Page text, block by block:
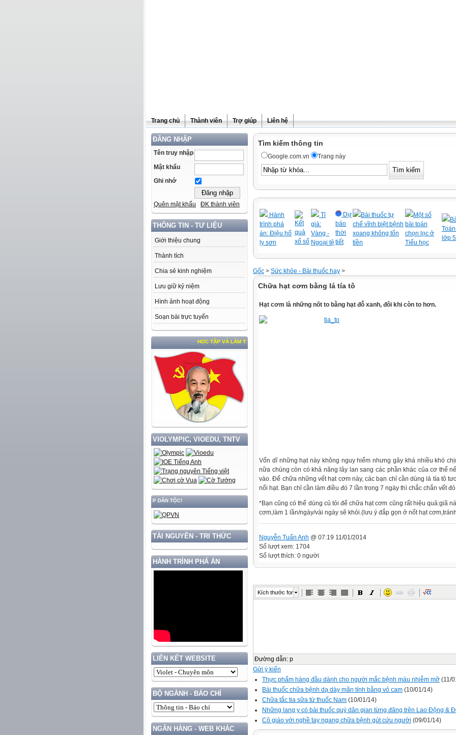
Trang chủ Thành viên Trợ giúp Liên hệ
ĐĂNG NHẬP
Tên truy nhập
Mật khẩu
Ghi nhớ
Quên mật khẩu ĐK thành viên
THÔNG TIN - TƯ LIỆU
Giới thiệu chung
Thành tích
Chia sẻ kinh nghiệm
Lưu giữ kỷ niệm
Hình ảnh hoạt động
Soạn bài trực tuyến
HỌC TẬP VÀ LÀM THEO TƯ TƯỞNG, ĐẠO ĐỨC, PHONG CÁCH HỒ CHÍ MINH
VIOLYMPIC, VIOEDU, TNTV
VỚI BẢO VỆ VỮNG CHẮC CHỦ QUYỀN VÀ ĐỘC LẬP DÂN TỘC!
TÀI NGUYÊN - TRI THỨC
HÀNH TRÌNH PHÁ ÁN
LIÊN KẾT WEBSITE
BỘ NGÀNH - BÁO CHÍ
NGÂN HÀNG - WEB KHÁC
Tìm kiếm thông tin
Google.com.vn Trang này
Hành
trình phá
án: Điệu hổ
ly sơn
Kết
quả
xổ số
Tỉ
giá:
Vàng -
Ngoại tệ
Dự
báo
thời
tiết
Bài thuốc tự
chế vĩnh biệt bệnh
xoang không tốn
tiền
Một số
bài toán
chọn lọc ở
Tiểu học
lớp
Gốc > Sức khỏe - Bài thuốc hay >
Chữa hạt cơm bằng lá tía tô
Hạt cơm là những nốt to bằng hạt đỗ xanh, đôi khi còn to hơn.
Vốn dĩ những hạt này không nguy hiểm nhưng gây khá nhiều khó
nữa chúng còn có khả năng lây lan sang các phần khác của cơ thể
vào. Để chữa những vết hạt cơm này, các bạn chỉ cần dùng lá tía tô
nổi hạt. Bạn chỉ cần làm điều đó 7 lần trong 7 ngày thì chắc chắn vết
*Bạn cũng có thể dùng củ tỏi để chữa hạt cơm cũng rất hiệu quả:giã
cơm,làm 1 lần/ngày/vài ngày sẽ khỏi.(lưu ý đắp gọn ở nốt hạt
Nguyễn Tuấn Anh @ 07:19 11/01/2014
Số lượt xem: 1704
Số lượt thích: 0 người
Kích thước font
Đường dẫn: p
Gửi ý kiến
Thực phẩm hàng đầu dành cho người mắc bệnh máu nhiễm mỡ (11/
Bài thuốc chữa bệnh dạ dày mãn tính bằng vỏ cam (10/01/14)
Chữa tắc tia sữa từ thuốc Nam (10/01/14)
Những lang y có bài thuốc quý dân gian từng đăng trên Lao Động &
Cô giáo với nghề tay ngang chữa bệnh gút cứu người (09/01/14)